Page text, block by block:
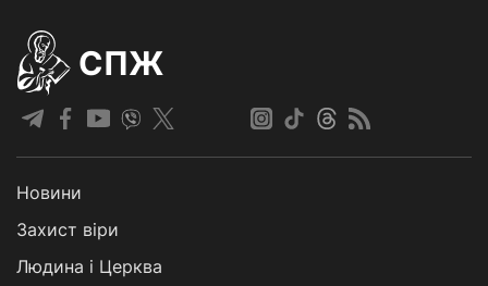
СПЖ
Новини
Захист віри
Людина і Церква